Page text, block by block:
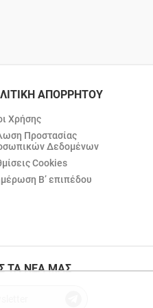
ΑΠΟΡΡΗΤΟΥ
Χρήσης
Προστασίας
Δεδομένων
Cookies
Β’ επιπέδου
ΤΑ ΝΕΑ ΜΑΣ